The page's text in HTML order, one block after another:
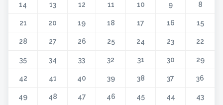
8
9
10
11
12
13
14
15
16
17
18
19
20
21
22
23
24
25
26
27
28
29
30
31
32
33
34
35
36
37
38
39
40
41
42
43
44
45
46
47
48
49